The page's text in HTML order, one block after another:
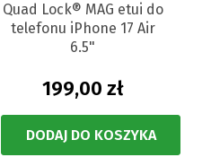
Quad Lock® MAG etui do
telefonu iPhone 17 Air
6.5"
199,00 zł
DODAJ DO KOSZYKA